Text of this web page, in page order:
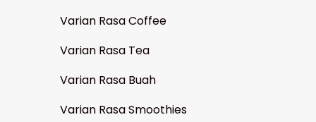
Varian Rasa Coffee
Varian Rasa Tea
Varian Rasa Buah
Varian Rasa Smoothies